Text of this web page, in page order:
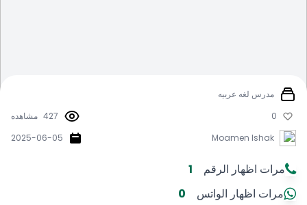
مدرس لغه عربيه
0
427 مشاهده
Moamen Ishak
2025-06-05
مرات اظهار الرقم
1
مرات اظهار الواتس
0